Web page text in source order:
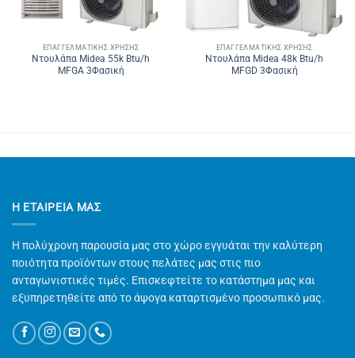
ΕΠΑΓΓΕΛΜΑΤΙΚΉΣ ΧΡΉΣΗΣ
Ντουλάπα Midea 55k Btu/h
MFGA 3Φασική
ΕΠΑΓΓΕΛΜΑΤΙΚΉΣ ΧΡΉΣΗΣ
Ντουλάπα Midea 48k Btu/h
MFGD 3Φασική
Η ΕΤΑΙΡΕΊΑ ΜΑΣ
Η πολύχρονη παρουσία μας στο χώρο εγγυάται την καλύτερη
ποιότητα προϊόντων στους πελάτες μας στις πιο
ανταγωνιστικές τιμές. Επισκεφτείτε το κατάστημα μας και
εξυπηρετηθείτε από το άψογα καταρτισμένο προσωπικό μας.